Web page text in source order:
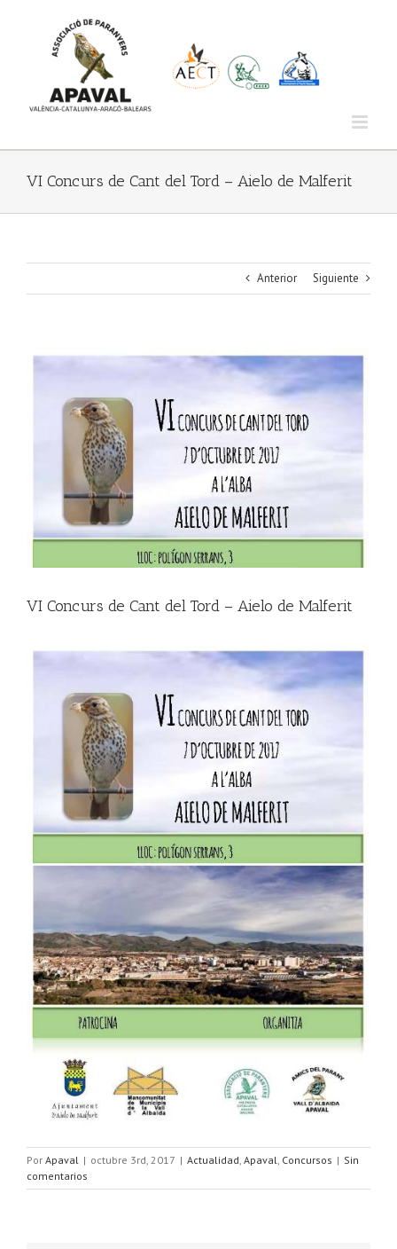
VI Concurs de Cant del Tord – Aielo de Malferit
Anterior Siguiente
Ver
VI Concurs de Cant del Tord – Aielo de Malferit
Por Apaval | octubre 3rd, 2017 | Actualidad, Apaval, Concursos | Sin
comentarios